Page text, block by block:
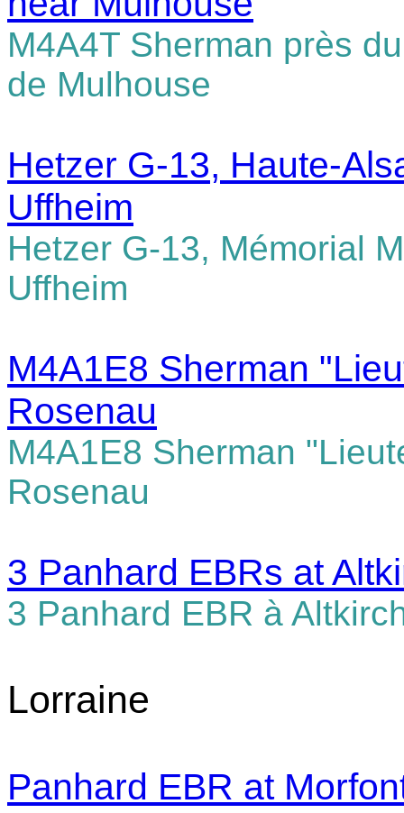
M4A4T Sherman près
de Mulhouse
Hetzer G-13, Haute-
Uffheim
Hetzer G-13, Mémorial
Uffheim
M4A1E8 Sherman
Rosenau
M4A1E8 Sherman
Rosenau
3 Panhard EBRs at
3 Panhard EBR à
Lorraine
Panhard EBR at